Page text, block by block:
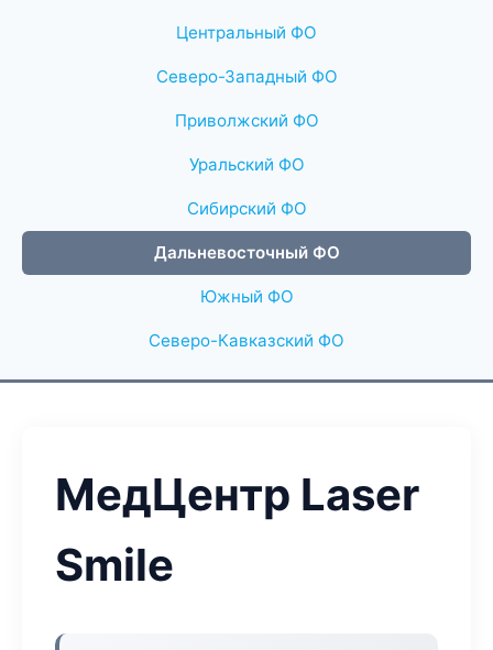
Центральный ФО
Северо-Западный ФО
Приволжский ФО
Уральский ФО
Сибирский ФО
Дальневосточный ФО
Южный ФО
Северо-Кавказский ФО
МедЦентр Laser
Smile